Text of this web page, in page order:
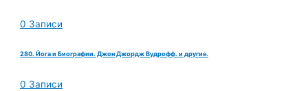
0 Записи
280. Йога и Биографии. Джон Джордж Вудрофф. и другие.
0 Записи